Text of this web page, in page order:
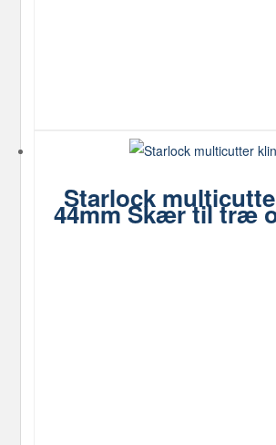
Starlock
44mm Skær til træ